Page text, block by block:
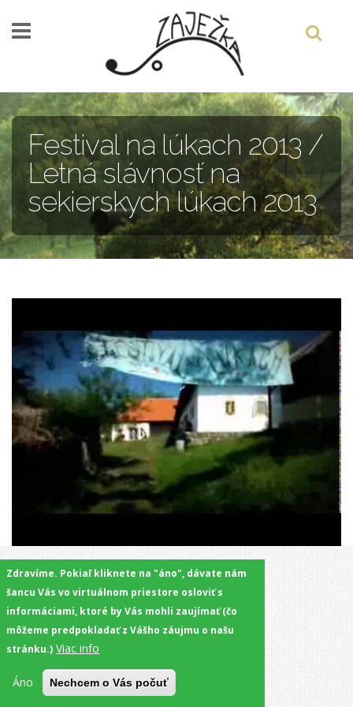
Festival na lúkach 2013 /
Letná slávnosť na
sekierskych lúkach 2013
Zdravíme. Pokiaľ kliknete na "áno", dávate nám
šancu Vás vo virtuálnom priestore osloviť s
informáciami, ktoré by Vás mohli zaujímať (čo
môžeme predpokladať z Vášho záujmu o našu
stránku.) Viac info
Áno Nechcem o Vás počuť